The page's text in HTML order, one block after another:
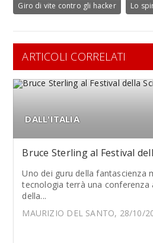
Giro di vite contro gli hacker Lo
ARTICOLI CORRELATI
DALL'ITALIA
Bruce Sterling al Festival
Uno dei guru della fantascienza
tecnologia terrà una conferenza
della...
MAURIZIO DEL SANTO, 28/10/